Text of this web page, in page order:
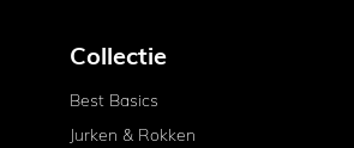
Collectie
Best Basics
Jurken & Rokken